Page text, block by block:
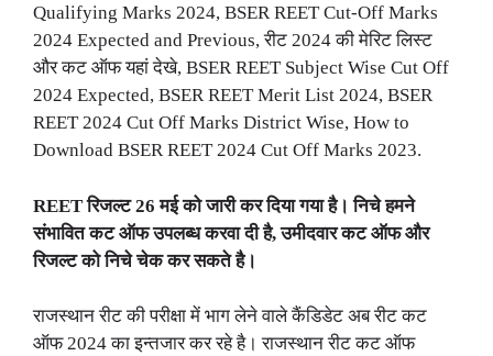
Qualifying Marks 2024, BSER REET Cut-Off Marks
2024 Expected and Previous, रीट 2024 की मेरिट लिस्ट
और कट ऑफ यहां देखे, BSER REET Subject Wise Cut Off
2024 Expected, BSER REET Merit List 2024, BSER
REET 2024 Cut Off Marks District Wise, How to
Download BSER REET 2024 Cut Off Marks 2023.
REET रिजल्ट 26 मई को जारी कर दिया गया है। निचे हमने
संभावित कट ऑफ उपलब्ध करवा दी है, उमीदवार कट ऑफ और
रिजल्ट को निचे चेक कर सकते है।
राजस्थान रीट की परीक्षा में भाग लेने वाले कैंडिडेट अब रीट कट
ऑफ 2024 का इन्तजार कर रहे है। राजस्थान रीट कट ऑफ